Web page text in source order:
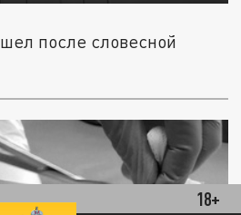
18+
после словесной